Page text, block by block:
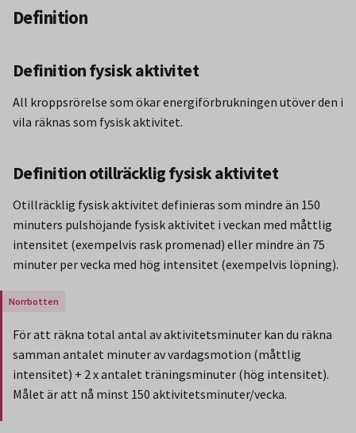
Definition
Definition fysisk aktivitet
All kroppsrörelse som ökar energiförbrukningen utöver den i
vila räknas som fysisk aktivitet.
Definition otillräcklig fysisk aktivitet
Otillräcklig fysisk aktivitet definieras som mindre än 150
minuters pulshöjande fysisk aktivitet i veckan med måttlig
intensitet (exempelvis rask promenad) eller mindre än 75
minuter per vecka med hög intensitet (exempelvis löpning).
Gäller endast för Region Norrbotten.
För att räkna total antal av aktivitetsminuter kan du räkna
samman antalet minuter av vardagsmotion (måttlig
intensitet) + 2 x antalet träningsminuter (hög intensitet).
Målet är att nå minst 150 aktivitetsminuter/vecka.